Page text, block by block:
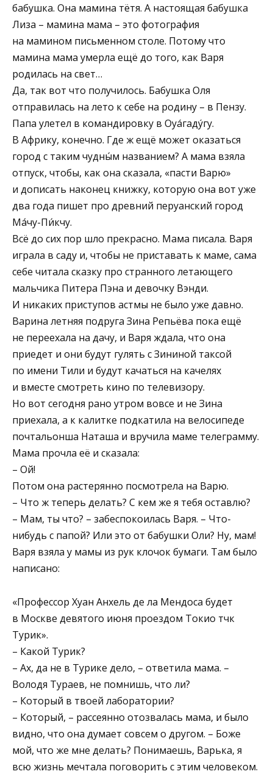
бабушка. Она мамина тётя. А настоящая бабушка
Лиза – мамина мама – это фотография
на мамином письменном столе. Потому что
мамина мама умерла ещё до того, как Варя
родилась на свет…
Да, так вот что получилось. Бабушка Оля
отправилась на лето к себе на родину – в Пензу.
Папа улетел в командировку в Оуáгадýгу.
В Африку, конечно. Где ж ещё может оказаться
город с таким чудны́м названием? А мама взяла
отпуск, чтобы, как она сказала, «пасти Варю»
и дописать наконец книжку, которую она вот уже
два года пишет про древний перуанский город
Ма́чу-Пи́кчу.
Всё до сих пор шло прекрасно. Мама писала. Варя
играла в саду и, чтобы не приставать к маме, сама
себе читала сказку про странного летающего
мальчика Питера Пэна и девочку Вэнди.
И никаких приступов астмы не было уже давно.
Варина летняя подруга Зина Репьёва пока ещё
не переехала на дачу, и Варя ждала, что она
приедет и они будут гулять с Зининой таксой
по имени Тили и будут качаться на качелях
и вместе смотреть кино по телевизору.
Но вот сегодня рано утром вовсе и не Зина
приехала, а к калитке подкатила на велосипеде
почтальонша Наташа и вручила маме телеграмму.
Мама прочла её и сказала:
– Ой!
Потом она растерянно посмотрела на Варю.
– Что ж теперь делать? С кем же я тебя оставлю?
– Мам, ты что? – забеспокоилась Варя. – Что-
нибудь с папой? Или это от бабушки Оли? Ну, мам!
Варя взяла у мамы из рук клочок бумаги. Там было
написано:
«Профессор Хуан Анхель де ла Мендоса будет
в Москве девятого июня проездом Токио тчк
Турик».
– Какой Турик?
– Ах, да не в Турике дело, – ответила мама. –
Володя Тураев, не помнишь, что ли?
– Который в твоей лаборатории?
– Который, – рассеянно отозвалась мама, и было
видно, что она думает совсем о другом. – Боже
мой, что же мне делать? Понимаешь, Варька, я
всю жизнь мечтала поговорить с этим человеком.